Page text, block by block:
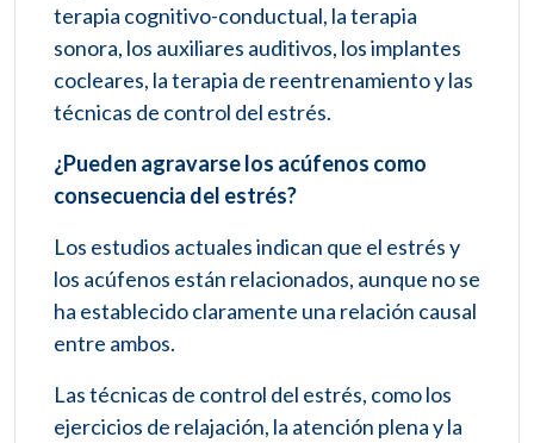
terapia cognitivo-conductual, la terapia
sonora, los auxiliares auditivos, los implantes
cocleares, la terapia de reentrenamiento y las
técnicas de control del estrés.
¿Pueden agravarse los acúfenos como
consecuencia del estrés?
Los estudios actuales indican que el estrés y
los acúfenos están relacionados, aunque no se
ha establecido claramente una relación causal
entre ambos.
Las técnicas de control del estrés, como los
ejercicios de relajación, la atención plena y la